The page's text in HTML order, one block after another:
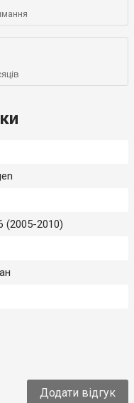
(2005-2010)
Додати відгук